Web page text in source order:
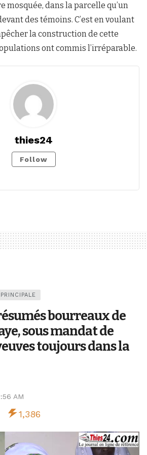
mosquée, dans la parcelle qu’un
des témoins. C’est en voulant
la construction de cette
ont commis l’irréparable.
thies24
Follow
bourreaux de
sous mandat de
toujours dans la
AM
1,386